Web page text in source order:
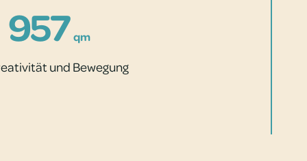
957 qm
und Bewegung